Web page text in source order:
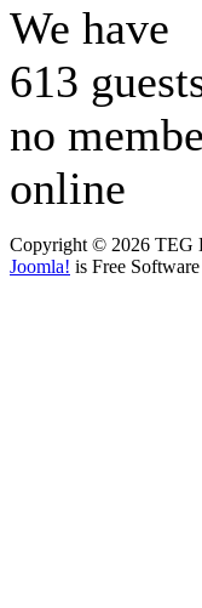
We have
613
no
online
Copyright © 2026 TEG
Joomla! is Free